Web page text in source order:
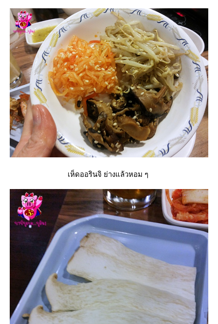
เห็ดออรินจิ ย่างแล้วหอม ๆ